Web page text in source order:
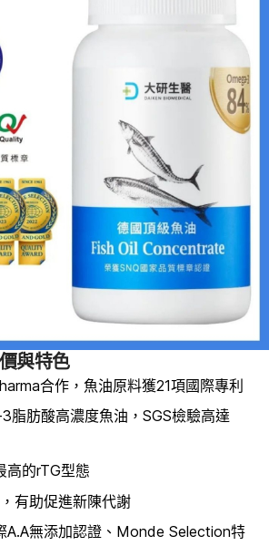
與特色
合作，魚油原料獲21項國際專利
脂肪酸高濃度魚油，SGS檢驗高達
高的rTG型態
有助促進新陳代謝
A.A無添加認證、Monde Selection特